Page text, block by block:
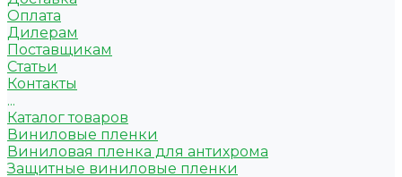
Оплата
Дилерам
Поставщикам
Статьи
Контакты
...
Каталог товаров
Виниловые пленки
Виниловая пленка для антихрома
Защитные виниловые пленки